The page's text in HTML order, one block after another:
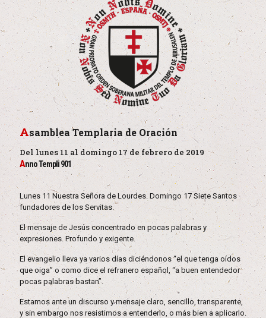
Asamblea Templaria de Oración
Del lunes 11 al domingo 17 de febrero de 2019
Anno Templi 901
Lunes 11 Nuestra Señora de Lourdes. Domingo 17 Siete Santos
fundadores de los Servitas.
El mensaje de Jesús concentrado en pocas palabras y
expresiones. Profundo y exigente.
El evangelio lleva ya varios días diciéndonos “el que tenga oídos
que oiga” o como dice el refranero español, “a buen entendedor
pocas palabras bastan”.
Estamos ante un discurso y mensaje claro, sencillo, transparente,
y sin embargo nos resistimos a entenderlo, o más bien a aplicarlo.